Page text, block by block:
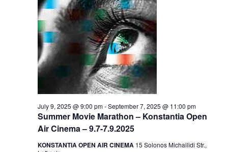
Summer Movie Marathon – Konstantia Open
Air Cinema – 9.7-7.9.2025
July 9, 2025 @ 9:00 pm-September 7, 2025 @ 11:00 pm
KONSTANTIA OPEN AIR CINEMA 15 Solonos Michailidi Str.,